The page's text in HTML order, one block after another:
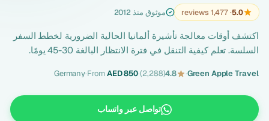
5.0
· 1,477 reviews موثوق منذ 2012
اكتشف أوقات معالجة تأشيرة ألمانيا الحالية الضرورية لخطط السفر
السلسة. تعلم كيفية التنقل في فترة الانتظار البالغة 30-45 يومًا.
Green Apple Travel
·
4.8
(2,288)
·
FromAED 850
·
Germany
تواصل عبر واتساب